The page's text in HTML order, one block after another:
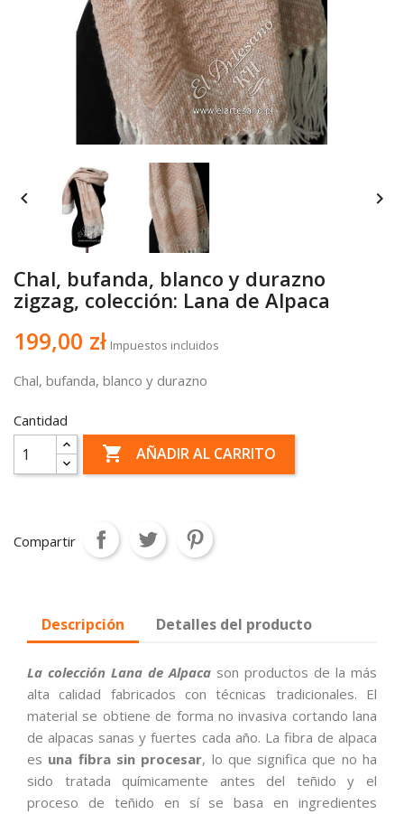
 
Chal, bufanda, blanco y durazno
zigzag, colección: Lana de Alpaca
199,00 zł Impuestos incluidos
Chal, bufanda, blanco y durazno
Cantidad
 AÑADIR AL CARRITO
Compartir
Descripción Detalles del producto
La colección Lana de Alpaca son productos de la más
alta calidad fabricados con técnicas tradicionales. El
material se obtiene de forma no invasiva cortando lana
de alpacas sanas y fuertes cada año. La fibra de alpaca
es una fibra sin procesar, lo que significa que no ha
sido tratada químicamente antes del teñido y el
proceso de teñido en sí se basa en ingredientes